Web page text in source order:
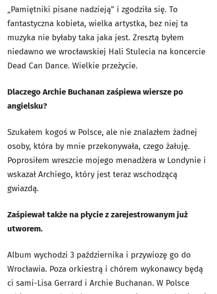
„Pamiętniki pisane nadzieją” i zgodziła się. To
fantastyczna kobieta, wielka artystka, bez niej ta
muzyka nie byłaby taka jaka jest. Zresztą byłem
niedawno we wrocławskiej Hali Stulecia na koncercie
Dead Can Dance. Wielkie przeżycie.
Dlaczego Archie Buchanan zaśpiewa wiersze po
angielsku?
Szukałem kogoś w Polsce, ale nie znalazłem żadnej
osoby, która by mnie przekonywała, czego żałuję.
Poprosiłem wreszcie mojego menadżera w Londynie i
wskazał Archiego, który jest teraz wschodzącą
gwiazdą.
Zaśpiewał także na płycie z zarejestrowanym już
utworem.
Album wychodzi 3 października i przywiozę go do
Wrocławia. Poza orkiestrą i chórem wykonawcy będą
ci sami-Lisa Gerrard i Archie Buchanan. W Polsce